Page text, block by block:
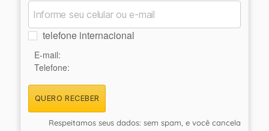
telefone internacional
E-mail:
Telefone:
QUERO RECEBER
Respeitamos seus dados: sem spam, e você cancela